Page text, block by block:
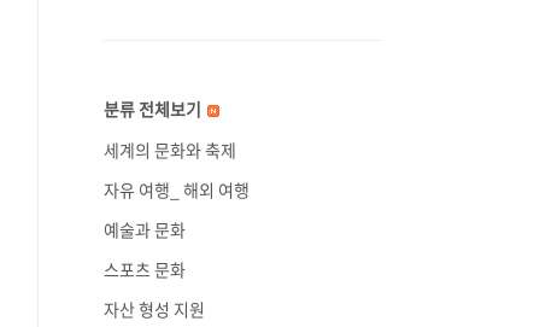
분류 전체보기
세계의 문화와 축제
자유 여행_ 해외 여행
예술과 문화
스포츠 문화
자산 형성 지원